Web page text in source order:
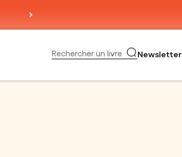
Ouvrir la recherche
Rechercher un livre Newsletter